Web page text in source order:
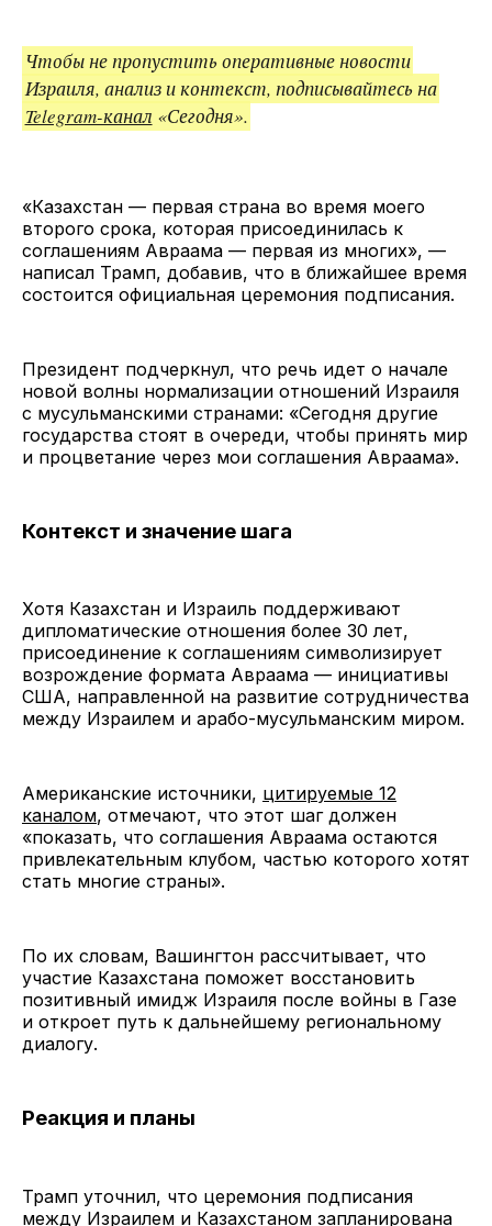
Чтобы не пропустить оперативные новости
Израиля, анализ и контекст, подписывайтесь на
Telegram-канал «Сегодня».
«Казахстан — первая страна во время моего
второго срока, которая присоединилась к
соглашениям Авраама — первая из многих», —
написал Трамп, добавив, что в ближайшее время
состоится официальная церемония подписания.
Президент подчеркнул, что речь идет о начале
новой волны нормализации отношений Израиля
с мусульманскими странами: «Сегодня другие
государства стоят в очереди, чтобы принять мир
и процветание через мои соглашения Авраама».
Контекст и значение шага
Хотя Казахстан и Израиль поддерживают
дипломатические отношения более 30 лет,
присоединение к соглашениям символизирует
возрождение формата Авраама — инициативы
США, направленной на развитие сотрудничества
между Израилем и арабо-мусульманским миром.
Американские источники, цитируемые 12
каналом, отмечают, что этот шаг должен
«показать, что соглашения Авраама остаются
привлекательным клубом, частью которого хотят
стать многие страны».
По их словам, Вашингтон рассчитывает, что
участие Казахстана поможет восстановить
позитивный имидж Израиля после войны в Газе
и откроет путь к дальнейшему региональному
диалогу.
Реакция и планы
Трамп уточнил, что церемония подписания
между Израилем и Казахстаном запланирована